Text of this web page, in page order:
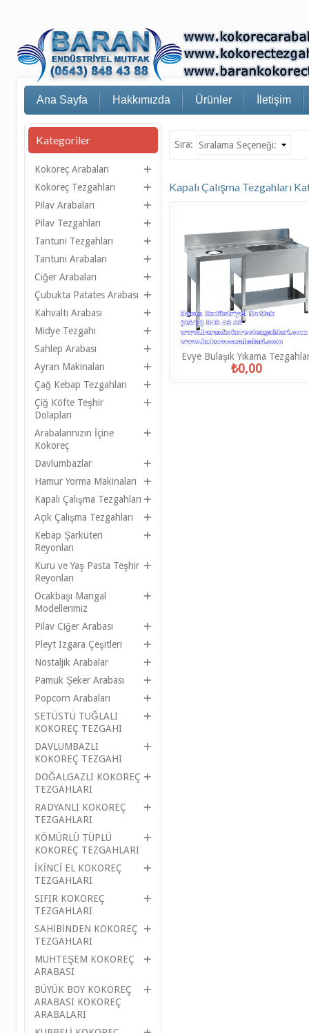
Ana Sayfa Hakkımızda Ürünler İletişim
Sıra:
Kapalı Çalışma Tezgahları
Evye Bulaşık Yıkama
₺0,00
Kategoriler
Kokoreç Arabaları
Kokoreç Tezgahları
Pilav Arabaları
Pilav Tezgahları
Tantuni Tezgahları
Tantuni Arabaları
Ciğer Arabaları
Çubukta Patates Arabası
Kahvaltı Arabası
Midye Tezgahı
Sahlep Arabası
Ayran Makinaları
Çağ Kebap Tezgahları
Çiğ Köfte Teşhir
Dolapları
Arabalarınızın İçine
Kokoreç
Davlumbazlar
Hamur Yorma Makinaları
Kapalı Çalışma Tezgahları
Açık Çalışma Tezgahları
Kebap Şarküteri
Reyonları
Kuru ve Yaş Pasta Teşhir
Reyonları
Ocakbaşı Mangal
Modellerimiz
Pilav Ciğer Arabası
Pleyt Izgara Çeşitleri
Nostaljik Arabalar
Pamuk Şeker Arabası
Popcorn Arabaları
SETÜSTÜ TUĞLALI
KOKOREÇ TEZGAHI
DAVLUMBAZLI
KOKOREÇ TEZGAHI
DOĞALGAZLI KOKOREÇ
TEZGAHLARI
RADYANLI KOKOREÇ
TEZGAHLARI
KÖMÜRLÜ TÜPLÜ
KOKOREÇ TEZGAHLARI
İKİNCİ EL KOKOREÇ
TEZGAHLARI
SIFIR KOKOREÇ
TEZGAHLARI
SAHİBİNDEN KOKOREÇ
TEZGAHLARI
MUHTEŞEM KOKOREÇ
ARABASI
BÜYÜK BOY KOKOREÇ
ARABASI KOKOREÇ
ARABALARI